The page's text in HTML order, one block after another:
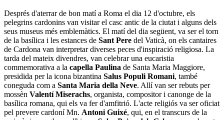
Després d'aterrar de bon matí a Roma el dia 12 d'octubre, els
pelegrins cardonins van visitar el casc antic de la ciutat i alguns dels
seus museus més emblemàtics. El matí del dia següent, va ser el torn
de la basílica i les estances de Sant Pere del Vaticà, on els cantaires
de Cardona van interpretar diverses peces d'inspiració religiosa. La
tarda del mateix divendres, van celebrar una eucaristia
commemorativa a la capella Paulina de Santa Maria Maggiore,
presidida per la icona bizantina Salus Populi Romani, també
coneguda com a Santa Maria della Neve. Allí van ser rebuts per
mossèn Valentí Miserachs, organista, compositor i canonge de la
basílica romana, qui els va fer d'amfitrió. L'acte religiós va ser oficiat
pel prevere cardoní Mn. Antoni Guixé, qui, en el transcurs de la